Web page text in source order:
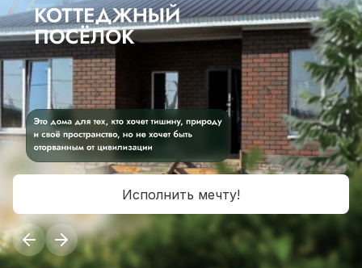
Исполнить мечту!